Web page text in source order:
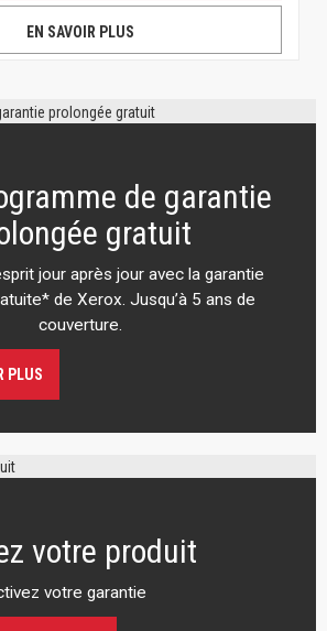
EN SAVOIR PLUS
de garantie
gratuit
jour après jour avec la garantie
de Xerox. Jusqu’à 5 ans de
couverture.
PLUS
votre produit
votre garantie